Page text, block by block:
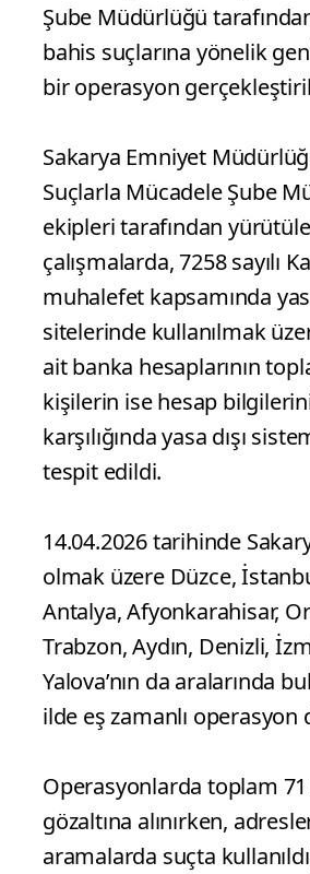
Şube Müdürlüğü
bahis suçlarına yönelik
bir operasyon
Sakarya Emniyet
Suçlarla Mücadele Şube
ekipleri tarafından
çalışmalarda, 7258 sayılı
muhalefet kapsamında
sitelerinde kullanılmak
ait banka hesaplarının
kişilerin ise hesap
karşılığında yasa dışı
tespit edildi.
14.04.2026 tarihinde
olmak üzere Düzce,
Antalya, Afyonkarahisar,
Trabzon, Aydın, Denizli,
Yalova’nın da aralarında
ilde eş zamanlı operasyon
Operasyonlarda toplam
gözaltına alınırken,
aramalarda suçta